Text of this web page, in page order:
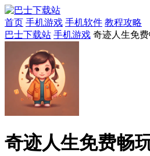
首页 手机游戏 手机软件 教程攻略
巴士下载站 手机游戏 奇迹人生免
奇迹人生免费畅